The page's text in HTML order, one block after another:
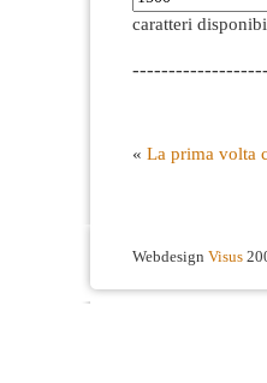
caratteri
« La prima volta
Webdesign Visus